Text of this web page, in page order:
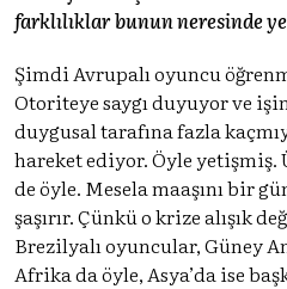
farklılıklar bunun neresinde
Şimdi Avrupalı oyuncu
Otoriteye saygı duyuyor ve
duygusal tarafına fazla
hareket ediyor. Öyle
de öyle. Mesela maaşını bir
şaşırır. Çünkü o krize alışık
Brezilyalı oyuncular, Güney
Afrika da öyle, Asya’da ise